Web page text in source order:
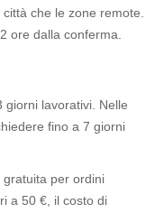
che le zone remote.
ore dalla conferma.
giorni lavorativi. Nelle
fino a 7 giorni
gratuita per ordini
a 50 €, il costo di